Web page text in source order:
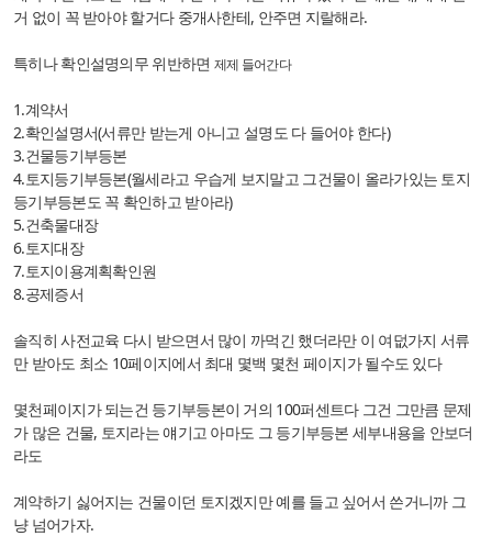
거 없이 꼭 받아야 할거다 중개사한테, 안주면 지랄해라.
특히나 확인설명의무 위반하면 제제 들어간다
1.계약서
2.확인설명서(서류만 받는게 아니고 설명도 다 들어야 한다)
3.건물등기부등본
4.토지등기부등본(월세라고 우습게 보지말고 그건물이 올라가있는 토지
등기부등본도 꼭 확인하고 받아라)
5.건축물대장
6.토지대장
7.토지이용계획확인원
8.공제증서
솔직히 사전교육 다시 받으면서 많이 까먹긴 했더라만 이 여덦가지 서류
만 받아도 최소 10페이지에서 최대 몇백 몇천 페이지가 될수도 있다
몇천페이지가 되는건 등기부등본이 거의 100퍼센트다 그건 그만큼 문제
가 많은 건물, 토지라는 얘기고 아마도 그 등기부등본 세부내용을 안보더
라도
계약하기 싫어지는 건물이던 토지겠지만 예를 들고 싶어서 쓴거니까 그
냥 넘어가자.